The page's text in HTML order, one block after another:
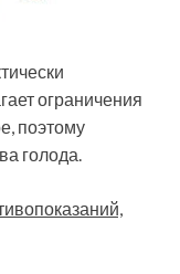
ограничения
поэтому
голода.